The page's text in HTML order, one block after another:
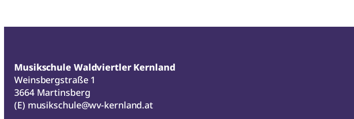
Musikschule Waldviertler Kernland
Weinsbergstraße 1
3664 Martinsberg
(E) musikschule@wv-kernland.at